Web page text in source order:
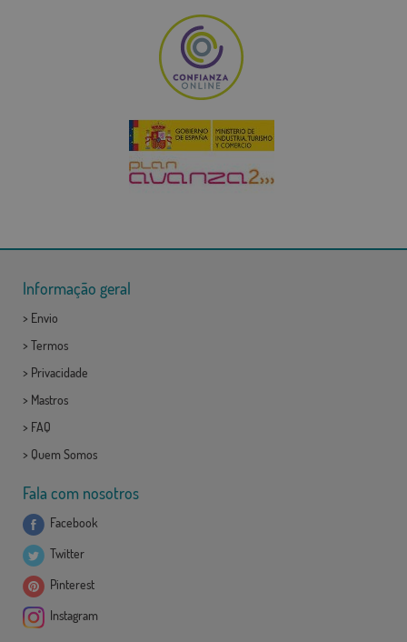
Informação geral
> Envio
> Termos
> Privacidade
> Mastros
> FAQ
> Quem Somos
Fala com nosotros
Facebook
Twitter
Pinterest
Instagram